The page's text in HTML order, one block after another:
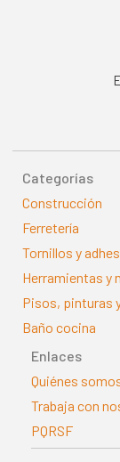
Categorías
Construcción
Ferretería
Tornillos y
Herramientas y
Pisos, pinturas
Baño cocina
Enlaces
Quiénes
Trabaja con
PQRSF